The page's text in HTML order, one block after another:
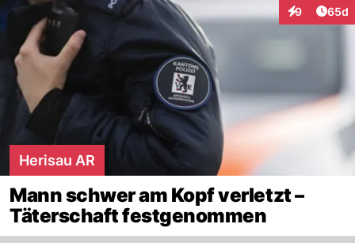
alle 4 Hufe. Der Esel wurde dieses Jahr 22
und ist nach wie vor herzensgut. Ich war
bloss Zuschauer mit der Eselmutter an der
Leine.
9
Interaktionen
65d
Herisau AR
Mann schwer am Kopf verletzt –
Täterschaft festgenommen